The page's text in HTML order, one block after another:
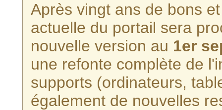
Après vingt ans de bons
actuelle du portail sera
nouvelle version au 1er
une refonte complète de
supports (ordinateurs,
également de nouvelles